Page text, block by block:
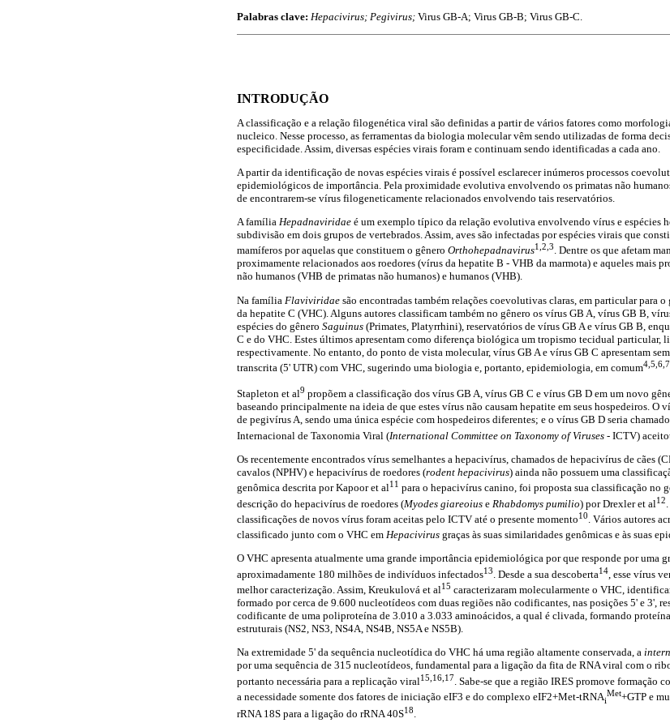
Palabras clave: Hepacivirus; Pegivirus; Virus GB-A; Virus GB-B; Virus GB-C.
INTRODUÇÃO
A classificação e a relação filogenética viral são definidas a partir de vários fatores como
nucleico. Nesse processo, as ferramentas da biologia molecular vêm sendo utilizadas de forma
especificidade. Assim, diversas espécies virais foram e continuam sendo identificadas a cada ano.
A partir da identificação de novas espécies virais é possível esclarecer inúmeros processos
epidemiológicos de importância. Pela proximidade evolutiva envolvendo os primatas não
de encontrarem-se vírus filogeneticamente relacionados envolvendo tais reservatórios.
A família Hepadnaviridae é um exemplo típico da relação evolutiva envolvendo vírus e espécies
subdivisão em dois grupos de vertebrados. Assim, aves são infectadas por espécies virais que
mamíferos por aquelas que constituem o gênero Orthohepadnavirus1,2,3. Dentre os que afetam
proximamente relacionados aos roedores (vírus da hepatite B - VHB da marmota) e aqueles mais
não humanos (VHB de primatas não humanos) e humanos (VHB).
Na família Flaviviridae são encontradas também relações coevolutivas claras, em particular para o
da hepatite C (VHC). Alguns autores classificam também no gênero os vírus GB A, vírus GB B,
espécies do gênero Saguinus (Primates, Platyrrhini), reservatórios de vírus GB A e vírus GB B,
C e do VHC. Estes últimos apresentam como diferença biológica um tropismo tecidual particular,
respectivamente. No entanto, do ponto de vista molecular, vírus GB A e vírus GB C apresentam
transcrita (5' UTR) com VHC, sugerindo uma biologia e, portanto, epidemiologia, em comum
Stapleton et al9 propõem a classificação dos vírus GB A, vírus GB C e vírus GB D em um novo
baseando principalmente na ideia de que estes vírus não causam hepatite em seus hospedeiros. O
de pegivírus A, sendo uma única espécie com hospedeiros diferentes; e o vírus GB D seria
Internacional de Taxonomia Viral (International Committee on Taxonomy of Viruses - ICTV)
Os recentemente encontrados vírus semelhantes a hepacivírus, chamados de hepacivírus de cães
cavalos (NPHV) e hepacivírus de roedores (rodent hepacivirus) ainda não possuem uma
genômica descrita por Kapoor et al11 para o hepacivírus canino, foi proposta sua classificação no
descrição do hepacivírus de roedores (Myodes giareoius e Rhabdomys pumilio) por Drexler et al12
classificações de novos vírus foram aceitas pelo ICTV até o presente momento10 . Vários autores
classificado junto com o VHC em Hepacivirus graças às suas similaridades genômicas e às suas
O VHC apresenta atualmente uma grande importância epidemiológica por que responde por uma
aproximadamente 180 milhões de indivíduos infectados13 . Desde a sua descoberta14 , esse vírus
melhor caracterização. Assim, Kreukulová et al15 caracterizaram molecularmente o VHC,
formado por cerca de 9.600 nucleotídeos com duas regiões não codificantes, nas posições 5' e 3',
codificante de uma poliproteína de 3.010 a 3.033 aminoácidos, a qual é clivada, formando
estruturais (NS2, NS3, NS4A, NS4B, NS5A e NS5B).
Na extremidade 5' da sequência nucleotídica do VHC há uma região altamente conservada, a
por uma sequência de 315 nucleotídeos, fundamental para a ligação da fita de RNA viral com o
portanto necessária para a replicação viral15,16,17 . Sabe-se que a região IRES promove formação
a necessidade somente dos fatores de iniciação eIF3 e do complexo eIF2+Met-tRNAi
Met+GTP e
rRNA 18S para a ligação do rRNA 40S18